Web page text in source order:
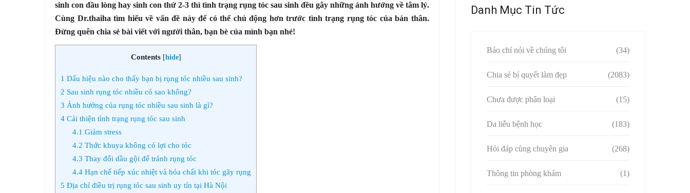
sinh con đầu lòng hay sinh con thứ 2-3 thì tình trạng rụng tóc sau sinh đều gây những ảnh hưởng về tâm lý.
Cùng Dr.thaiha tìm hiểu về vấn đề này để có thể chủ động hơn trước tình trạng rụng tóc của bản thân.
Đừng quên chia sẻ bài viết với người thân, bạn bè của mình bạn nhé!
Contents [hide]
1 Dấu hiệu nào cho thấy bạn bị rụng tóc nhiều sau sinh?
2 Sau sinh rụng tóc nhiều có sao không?
3 Ảnh hưởng của rụng tóc nhiều sau sinh là gì?
4 Cải thiện tình trạng rụng tóc sau sinh
4.1 Giảm stress
4.2 Thức khuya không có lợi cho tóc
4.3 Thay đổi dầu gội để tránh rụng tóc
4.4Hạn chế tiếp xúc nhiệt và hóa chất khi tóc gãy rụng
5 Địa chỉ điều trị rụng tóc sau sinh uy tín tại Hà Nội
Danh Mục Tin Tức
Báo chí nói về chúng tôi (34)
Chia sẻ bí quyết làm đẹp (2083)
Chưa được phân loại (15)
Da liễu bệnh học (183)
Hỏi đáp cùng chuyên gia (268)
Thông tin phòng khám (1)